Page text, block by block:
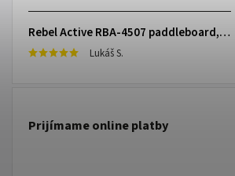
Rebel Active RBA-4507 paddleboard, 335 cm L-RBA-4507-OR
Lukáš S.
Prijímame online platby